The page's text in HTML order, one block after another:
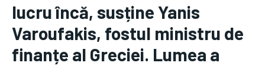
lucru încă, susține Yanis
Varoufakis, fostul ministru de
finanțe al Greciei. Lumea a